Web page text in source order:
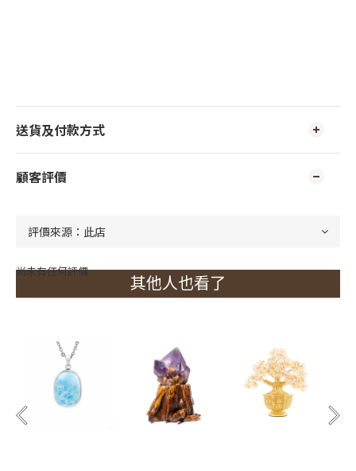
送貨及付款方式
顧客評價
尚未有任何評價 其他人也看了